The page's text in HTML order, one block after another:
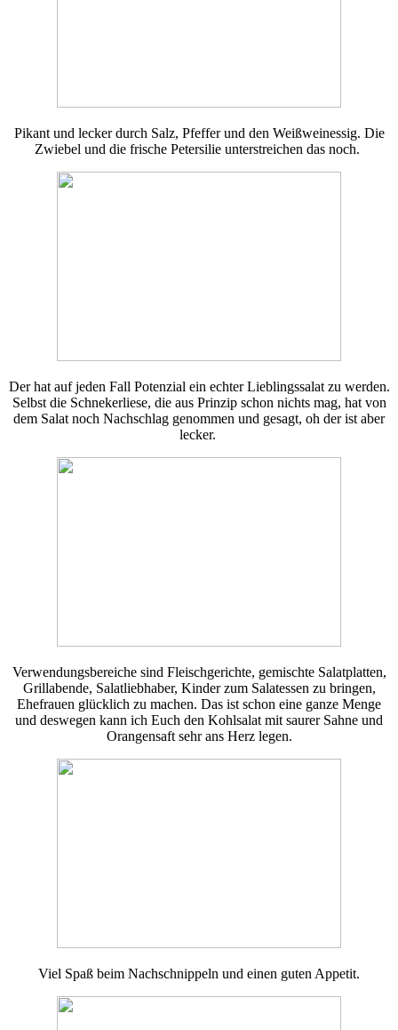
Pikant und lecker durch Salz, Pfeffer und den Weißweinessig. Die
Zwiebel und die frische Petersilie unterstreichen das noch.
Der hat auf jeden Fall Potenzial ein echter Lieblingssalat zu werden.
Selbst die Schnekerliese, die aus Prinzip schon nichts mag, hat von
dem Salat noch Nachschlag genommen und gesagt, oh der ist aber
lecker.
Verwendungsbereiche sind Fleischgerichte, gemischte Salatplatten,
Grillabende, Salatliebhaber, Kinder zum Salatessen zu bringen,
Ehefrauen glücklich zu machen. Das ist schon eine ganze Menge
und deswegen kann ich Euch den Kohlsalat mit saurer Sahne und
Orangensaft sehr ans Herz legen.
Viel Spaß beim Nachschnippeln und einen guten Appetit.